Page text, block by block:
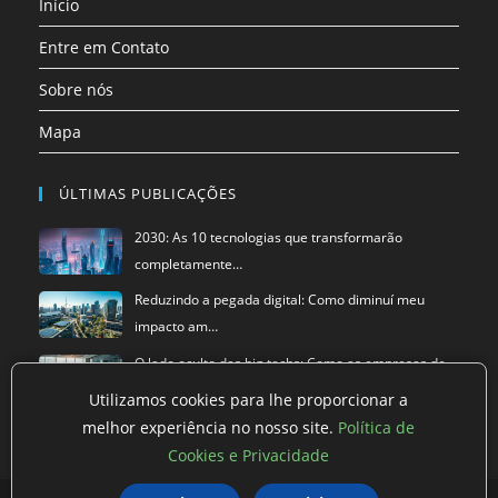
nova
aba
aba
Início
Entre em Contato
Sobre nós
Mapa
ÚLTIMAS PUBLICAÇÕES
2030: As 10 tecnologias que transformarão
completamente…
Reduzindo a pegada digital: Como diminuí meu
impacto am…
O lado oculto das big techs: Como as empresas de
Utilizamos cookies para lhe proporcionar a
melhor experiência no nosso site. Política de
Cookies e Privacidade